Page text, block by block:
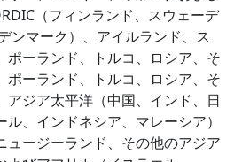
（フィンランド、スウェーデ
ンマーク）、アイルランド、ス
ポーランド、トルコ、ロシア、そ
ポーランド、トルコ、ロシア、そ
アジア太平洋（中国、インド、日
、インドネシア、マレーシア）
ュージーランド、その他のアジア